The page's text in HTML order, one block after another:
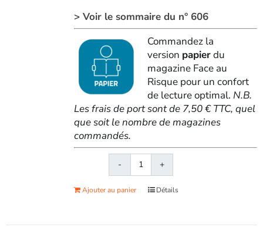
> Voir le sommaire du n° 606
Commandez la
version papierdu
magazine Face au
Risque pour un confort
de lecture optimal. N.B.
Les frais de port sont de 7,50 € TTC, quel
que soit le nombre de magazines
commandés.
quantité
de
Face
Ajouter au panier Détails